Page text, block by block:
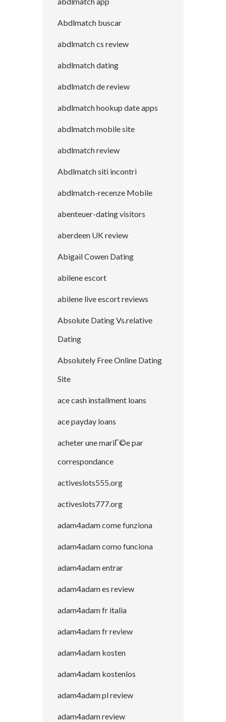
Abdlmatch buscar
abdlmatch cs review
abdlmatch dating
abdlmatch de review
abdlmatch hookup date apps
abdlmatch mobile site
abdlmatch review
Abdlmatch siti incontri
abdlmatch-recenze Mobile
abenteuer-dating visitors
aberdeen UK review
Abigail Cowen Dating
abilene escort
abilene live escort reviews
Absolute Dating Vs.relative
Dating
Absolutely Free Online Dating
Site
ace cash installment loans
ace payday loans
acheter une mariГ©e par
correspondance
activeslots555.org
activeslots777.org
adam4adam come funziona
adam4adam como funciona
adam4adam entrar
adam4adam es review
adam4adam fr italia
adam4adam fr review
adam4adam kosten
adam4adam kostenlos
adam4adam pl review
adam4adam review